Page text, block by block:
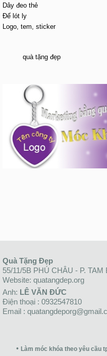
Dây đeo thẻ
Đế lót ly
Logo, tem, sticker
quà tặng đẹp
Quà Tặng Đẹp
55/11/5B PHÚ CHÂU - P.
Website: quatangdep.org
Anh: LÊ VĂN ĐỨC
Điện thoại : 0932547810
Email :
Làm móc khóa theo yêu cầu